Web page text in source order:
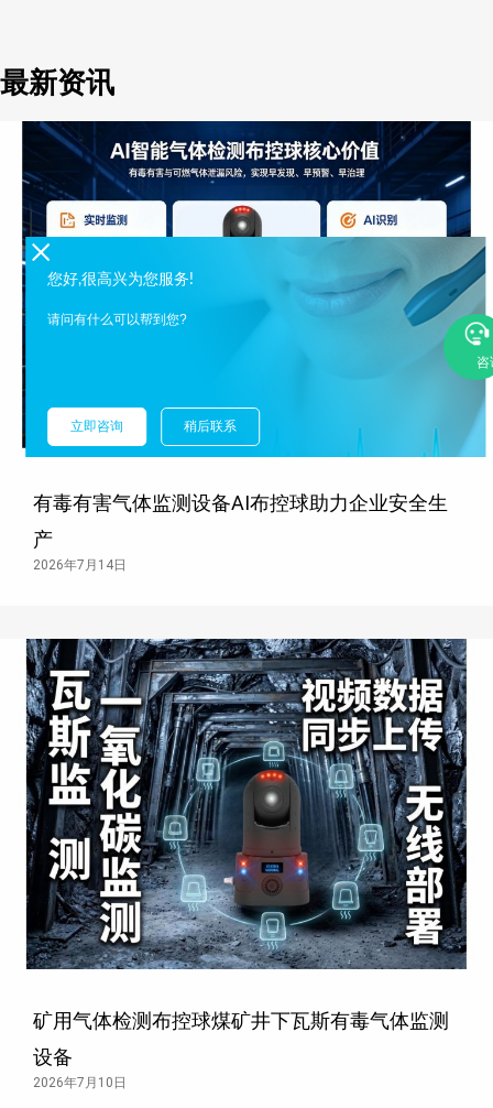
最新资讯
有毒有害气体监测设备AI布控球助力企业安全生
产
2026年7月14日
矿用气体检测布控球煤矿井下瓦斯有毒气体监测
设备
2026年7月10日
您好,很高兴为您服务!
请问有什么可以帮到您?
立即咨询 稍后联系
咨